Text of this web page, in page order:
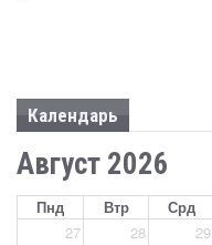
Календарь
Август 2026
Пнд Втр Срд
27
28 29